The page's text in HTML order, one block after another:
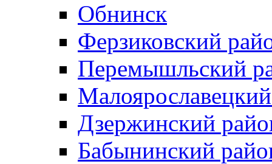
Обнинск
Ферзиковский
Перемышльский
Дзержинский
Бабынинский